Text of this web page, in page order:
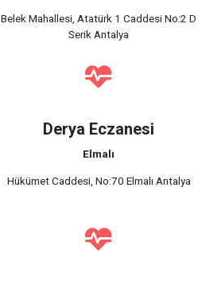
Belek Mahallesi, Atatürk 1 Caddesi No:2 D
Serik Antalya
Derya Eczanesi
Elmalı
Hükümet Caddesi, No:70 Elmalı Antalya